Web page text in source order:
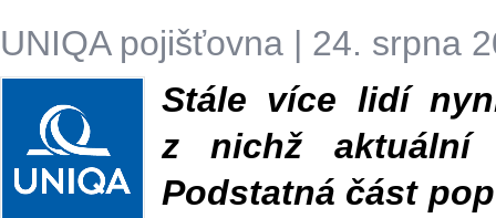
UNIQA pojišťovna | 24. srpna
Stále více lidí
z nichž aktuální
Podstatná část